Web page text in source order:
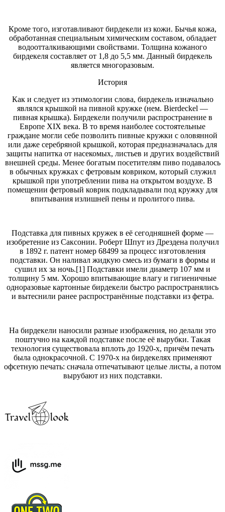
Кроме того, изготавливают бирдекели из кожи. Бычья кожа,
обработанная специальным химическим составом, обладает
водоотталкивающими свойствами. Толщина кожаного
бирдекеля составляет от 1,8 до 5,5 мм. Данный бирдекель
является многоразовым.
История
Как и следует из этимологии слова, бирдекель изначально
являлся крышкой на пивной кружке (нем. Bierdeckel —
пивная крышка). Бирдекели получили распространение в
Европе XIX века. В то время наиболее состоятельные
граждане могли себе позволить пивные кружки с оловянной
или даже серебряной крышкой, которая предназначалась для
защиты напитка от насекомых, листьев и других воздействий
внешней среды. Менее богатым посетителям пиво подавалось
в обычных кружках с фетровым ковриком, который служил
крышкой при употреблении пива на открытом воздухе. В
помещении фетровый коврик подкладывали под кружку для
впитывания излишней пены и пролитого пива.
Подставка для пивных кружек в её сегодняшней форме —
изобретение из Саксонии. Роберт Шпут из Дрездена получил
в 1892 г. патент номер 68499 за процесс изготовления
подставки. Он наливал жидкую смесь из бумаги в формы и
сушил их за ночь.[1] Подставки имели диаметр 107 мм и
толщину 5 мм. Хорошо впитывающие влагу и гигиеничные
одноразовые картонные бирдекели быстро распространялись
и вытеснили ранее распространённые подставки из фетра.
На бирдекели наносили разные изображения, но делали это
поштучно на каждой подставке после её вырубки. Такая
технология существовала вплоть до 1920-х, причём печать
была однокрасочной. С 1970-х на бирдекелях применяют
офсетную печать: сначала отпечатывают целые листы, а потом
вырубают из них подставки.